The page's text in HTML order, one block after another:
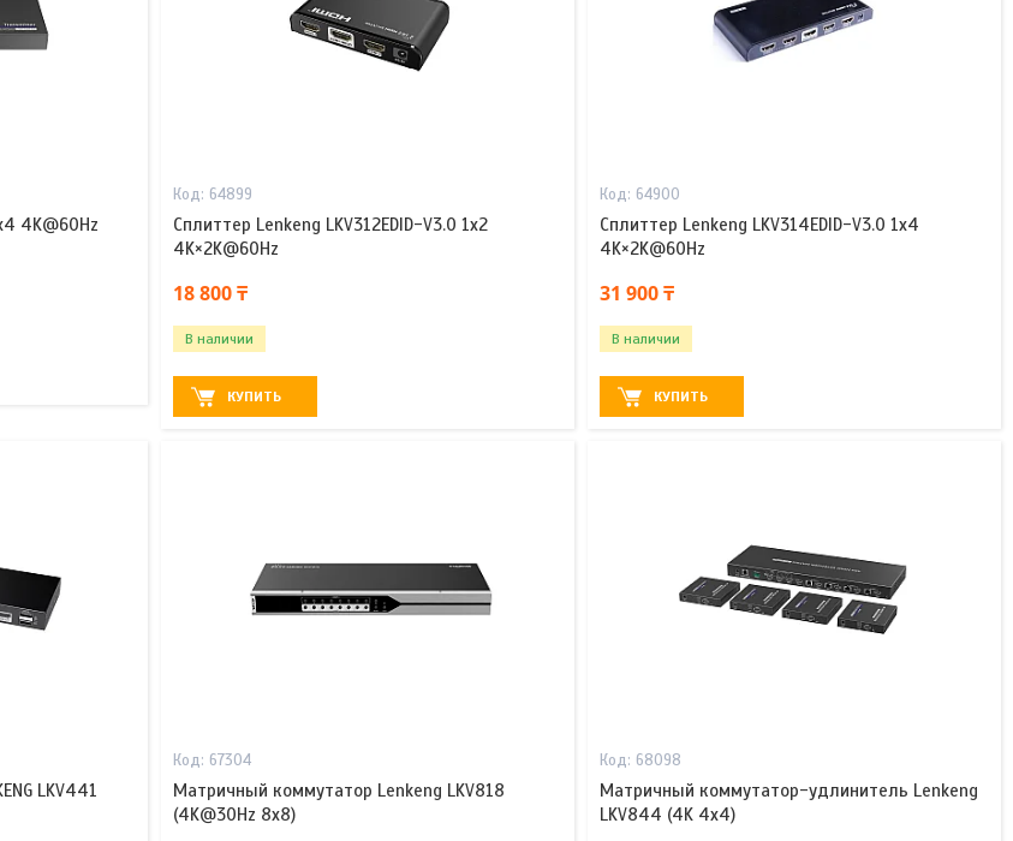
4K@60Hz
64899
Сплиттер Lenkeng LKV312EDID-V3.0 1x2
4K×2K@60Hz
18 800 ₸
В наличии
КУПИТЬ
64900
Сплиттер Lenkeng LKV314EDID-V3.0 1x4
4K×2K@60Hz
31 900 ₸
В наличии
КУПИТЬ
LKV441
67304
Матричный коммутатор Lenkeng LKV818
(4K@30Hz 8x8)
68098
Матричный коммутатор-удлинитель Lenkeng
LKV844 (4K 4x4)